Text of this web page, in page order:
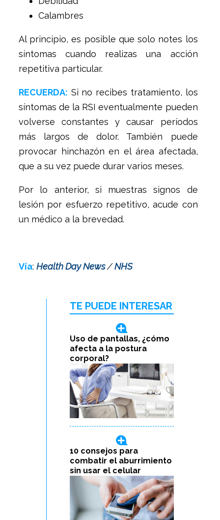
Calambres
Al principio, es posible que solo notes los
síntomas cuando realizas una acción
repetitiva particular.
RECUERDA: Si no recibes tratamiento, los
síntomas de la RSI eventualmente pueden
volverse constantes y causar períodos
más largos de dolor. También puede
provocar hinchazón en el área afectada,
que a su vez puede durar varios meses.
Por lo anterior, si muestras signos de
lesión por esfuerzo repetitivo, acude con
un médico a la brevedad.
Vía: Health Day News/NHS
TE PUEDE INTERESAR
Uso de pantallas, ¿cómo
afecta a la postura
corporal?
10 consejos para
combatir el aburrimiento
sin usar el celular